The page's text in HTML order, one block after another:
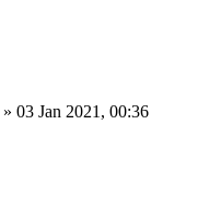
» 03 Jan 2021, 00:36